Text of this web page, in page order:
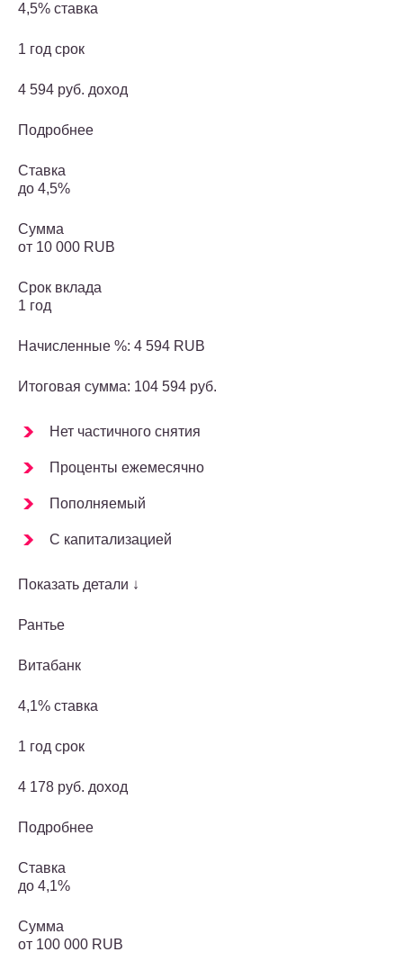
4,5% ставка
1 год срок
4 594 руб. доход
Подробнее
Ставка
до 4,5%
Сумма
от 10 000 RUB
Срок вклада
1 год
Начисленные %: 4 594 RUB
Итоговая сумма: 104 594 руб.
Нет частичного снятия
Проценты ежемесячно
Пополняемый
С капитализацией
Показать детали ↓
Рантье
Витабанк
4,1% ставка
1 год срок
4 178 руб. доход
Подробнее
Ставка
до 4,1%
Сумма
от 100 000 RUB